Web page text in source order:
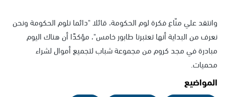
وانتقد علي منّاع فكرة لوم الحكومة، قائلا "دائما نلوم الحكومة ونحن
نعرف من البداية أنها تعتبرنا طابور خامس"، مؤكدًا أن هناك اليوم
مبادرة في مجد كروم من مجموعة شباب لتجميع أموال لشراء
محميات.
المواضيع